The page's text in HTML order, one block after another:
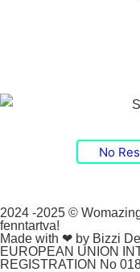
No
2024 -2025 ©
fenntartva!
Made with ❤ by Bizzi
EUROPEAN UNION
REGISTRATION No